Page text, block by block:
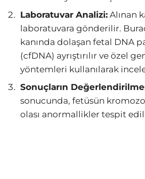
Laboratuvar Analizi: Alınan
laboratuvara gönderilir.
kanında dolaşan fetal DNA
(cfDNA) ayrıştırılır ve özel
yöntemleri kullanılarak
Sonuçların
sonucunda, fetüsün
olası anormallikler tespit